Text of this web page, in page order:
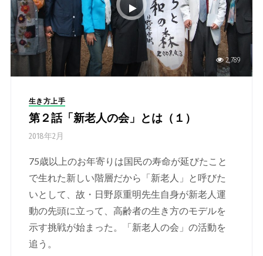
2,789
生き方上手
第２話「新老人の会」とは（１）
2018年2月
75歳以上のお年寄りは国民の寿命が延びたこと
で生れた新しい階層だから「新老人」と呼びた
いとして、故・日野原重明先生自身が新老人運
動の先頭に立って、高齢者の生き方のモデルを
示す挑戦が始まった。「新老人の会」の活動を
追う。